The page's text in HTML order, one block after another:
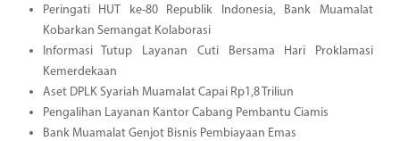
Peringati HUT ke-80 Republik Indonesia, Bank Muamalat
Kobarkan Semangat Kolaborasi
Informasi Tutup Layanan Cuti Bersama Hari Proklamasi
Kemerdekaan
Aset DPLK Syariah Muamalat Capai Rp1,8 Triliun
Pengalihan Layanan Kantor Cabang Pembantu Ciamis
Bank Muamalat Genjot Bisnis Pembiayaan Emas